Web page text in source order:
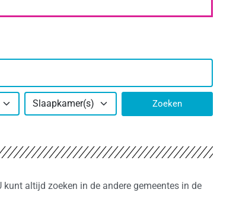
Slaapkamer(s) Zoeken
altijd zoeken in de andere gemeentes in de